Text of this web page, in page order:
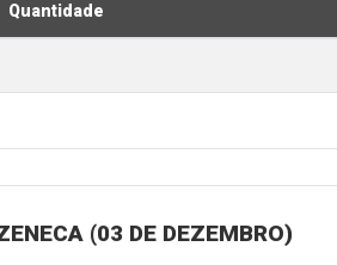
Quantidade
(03 DE DEZEMBRO)